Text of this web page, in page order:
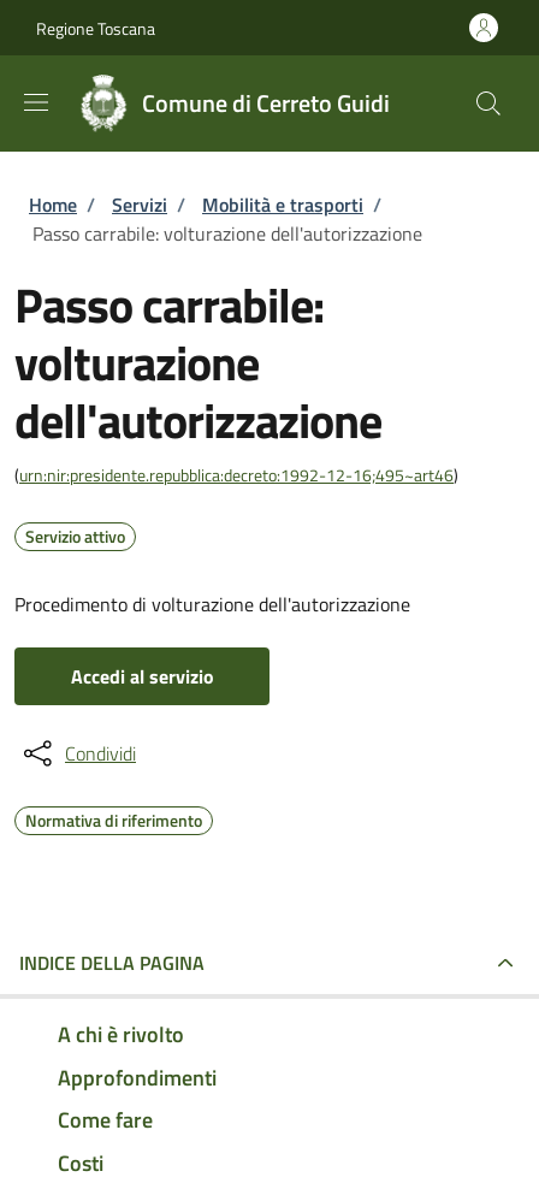
Regione Toscana
Comune di Cerreto Guidi
Briciole di pane
Home / Servizi / Mobilità e trasporti /
Passo carrabile: volturazione dell'autorizzazione
Passo carrabile:
volturazione
dell'autorizzazione
(urn:nir:presidente.repubblica:decreto:1992-12-16;495~art46)
Servizio attivo
Procedimento di volturazione dell'autorizzazione
Accedi al servizio
Condividi
Normativa di riferimento
INDICE DELLA PAGINA
A chi è rivolto
Approfondimenti
Come fare
Costi